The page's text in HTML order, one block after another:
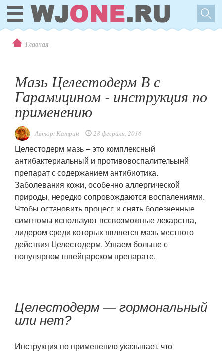
Главная
Мазь Целестодерм В с
Гарамицином - инструкция по
применению
Автор: Катрин 28 февраля, 2016
Целестодерм мазь – это комплексный
антибактериальный и противовоспалительынй
препарат с содержанием антибиотика.
Заболевания кожи, особенно аллергической
природы, нередко сопровождаются воспалениями.
Чтобы остановить процесс и снять болезненные
симптомы используют всевозможные лекарства,
лидером среди которых является мазь местного
действия Целестодерм. Узнаем больше о
популярном швейцарском препарате.
Целестодерм — гормональный
или нет?
Инструкция по применению указывает, что